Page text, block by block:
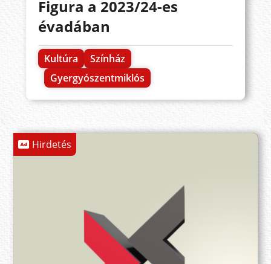
Figura a 2023/24-es
évadában
Kultúra
Színház
Gyergyószentmiklós
Hirdetés